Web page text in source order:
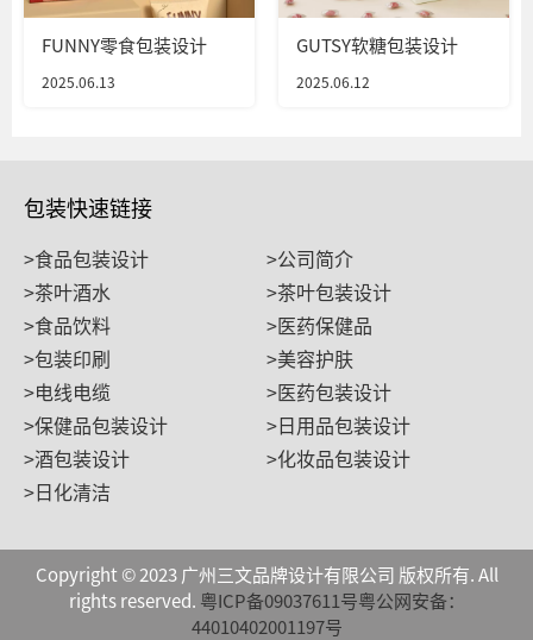
FUNNY零食包装设计
2025.06.13
GUTSY软糖包装设计
2025.06.12
包装快速链接
>食品包装设计
>公司简介
>茶叶酒水
>茶叶包装设计
>食品饮料
>医药保健品
>包装印刷
>美容护肤
>电线电缆
>医药包装设计
>保健品包装设计
>日用品包装设计
>酒包装设计
>化妆品包装设计
>日化清洁
Copyright © 2023 广州三文品牌设计有限公司 版权所有. All
rights reserved. 粤ICP备09037611号粤公网安备：
44010402001197号